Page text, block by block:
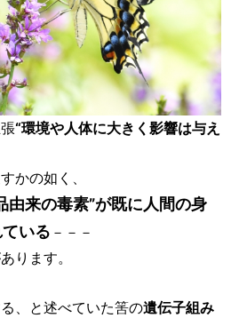
“環境や人体に大きく影響は与え
かの如く、
由来の毒素”が既に人間の身
いる －－－
ります。
、と述べていた筈の遺伝子組み